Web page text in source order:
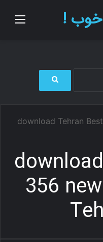
!
ج
ج
ر
ا
ی
download Tehran
356